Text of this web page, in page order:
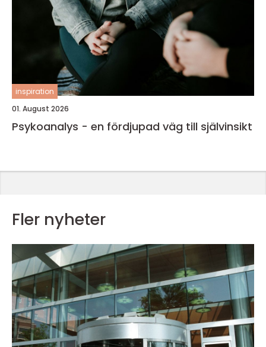
inspiration
01. August 2026
Psykoanalys - en fördjupad väg till självinsikt
Fler nyheter